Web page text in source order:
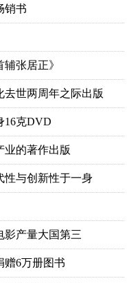
销书
张居正》
去世两周年之际出版
16克DVD
业的著作出版
性与创新性于一身
影产量大国第三
赠6万册图书